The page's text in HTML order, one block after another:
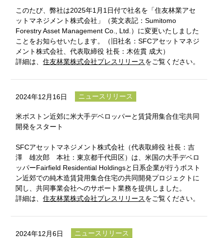
このたび、弊社は2025年1月1日付で社名を「住友林業アセ
ットマネジメント株式会社」（英文表記：Sumitomo
Forestry Asset Management Co., Ltd.）に変更いたしました
ことをお知らせいたします。（旧社名：SFCアセットマネジ
メント株式会社、代表取締役 社長：木佐貫 成大）
詳細は、住友林業株式会社プレスリリースをご覧ください。
2024年12月16日 ニュースリリース
米ボストン近郊に米大手デベロッパーと賃貸用集合住宅共同
開発をスタート
SFCアセットマネジメント株式会社（代表取締役 社長：吉
澤 雄次郎 本社：東京都千代田区）は、米国の大手デベロ
ッパーFairfield Residential Holdingsと日系企業が行うボスト
ン近郊での純木造賃貸用集合住宅の共同開発プロジェクトに
関し、共同事業会社へのサポート業務を提供しました。
詳細は、住友林業株式会社プレスリリースをご覧ください。
2024年12月6日 ニュースリリース